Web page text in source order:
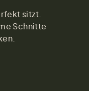
sitzt.
Schnitte